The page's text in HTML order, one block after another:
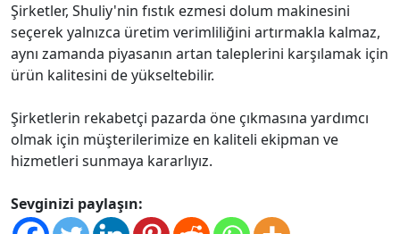
Şirketler, Shuliy'nin fıstık ezmesi dolum makinesini
seçerek yalnızca üretim verimliliğini artırmakla kalmaz,
aynı zamanda piyasanın artan taleplerini karşılamak için
ürün kalitesini de yükseltebilir.
Şirketlerin rekabetçi pazarda öne çıkmasına yardımcı
olmak için müşterilerimize en kaliteli ekipman ve
hizmetleri sunmaya kararlıyız.
Sevginizi paylaşın: